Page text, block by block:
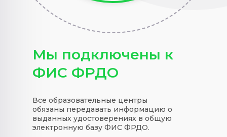
Все образовательные центры
обязаны передавать информацию о
выданных удостоверениях в общую
электронную базу ФИС ФРДО.
Мы подключены к
ФИС ФРДО